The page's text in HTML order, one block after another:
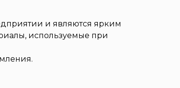
и являются ярким
используемые при